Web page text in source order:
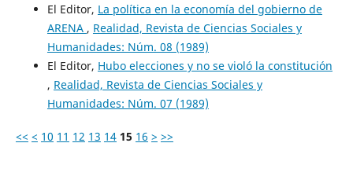
El Editor, La política en la economía del gobierno de
ARENA , Realidad, Revista de Ciencias Sociales y
Humanidades: Núm. 08 (1989)
El Editor, Hubo elecciones y no se violó la constitución
, Realidad, Revista de Ciencias Sociales y
Humanidades: Núm. 07 (1989)
<< < 10 11 12 13 14 15 16 > >>